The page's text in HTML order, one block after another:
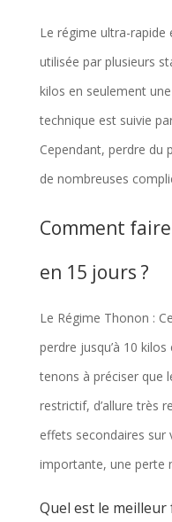
Le régime ultra-
utilisée par plusieurs
kilos en seulement
technique est suivie
Cependant, perdre du
de nombreuses
Comment
en 15 jours ?
Le Régime Thonon :
perdre jusqu’à 10
tenons à préciser que
restrictif, d’allure très
effets secondaires
importante, une perte
Quel est le